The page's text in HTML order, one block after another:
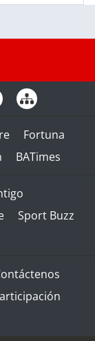
Fortuna
BATimes
Sport Buzz